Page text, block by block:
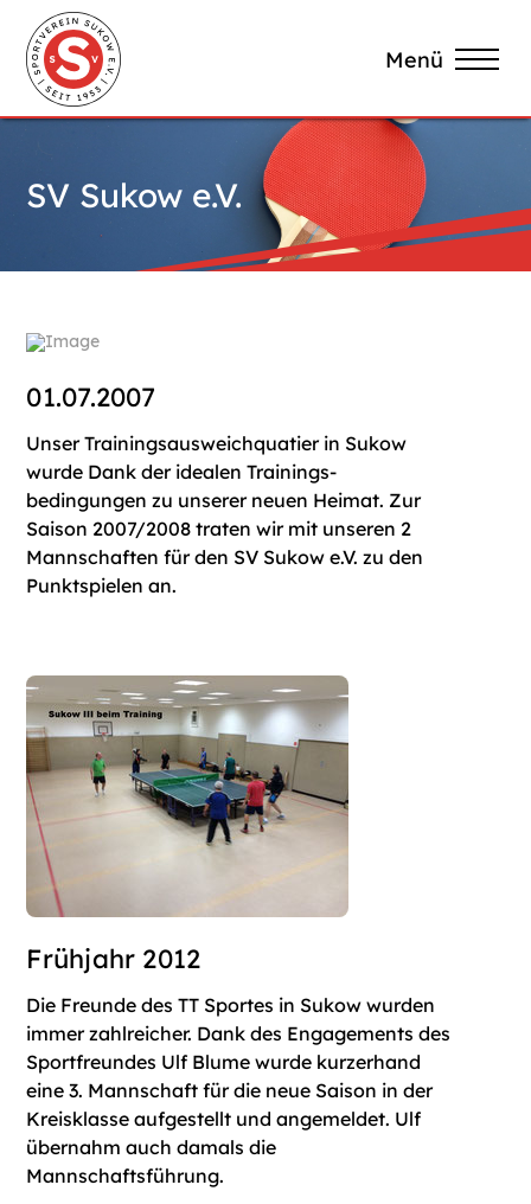
Menü
SV Sukow e.V.
01.07.2007
Unser Trainingsausweichquatier in Sukow
wurde Dank der idealen Trainings-
bedingungen zu unserer neuen Heimat. Zur
Saison 2007/2008 traten wir mit unseren 2
Mannschaften für den SV Sukow e.V. zu den
Punktspielen an.
Frühjahr 2012
Die Freunde des TT Sportes in Sukow wurden
immer zahlreicher. Dank des Engagements des
Sportfreundes Ulf Blume wurde kurzerhand
eine 3. Mannschaft für die neue Saison in der
Kreisklasse aufgestellt und angemeldet. Ulf
übernahm auch damals die
Mannschaftsführung.